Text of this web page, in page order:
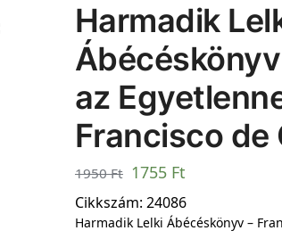
Harmadik
az
Francisco de
1950Ft 1755 Ft
Cikkszám: 24086
Harmadik Lelki Ábécéskönyv –